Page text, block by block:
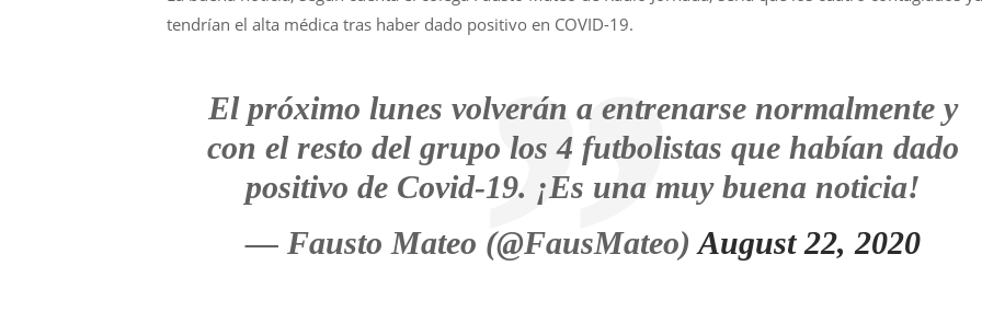
tendrían el alta médica tras haber dado positivo en COVID-19.
El próximo lunes volverán a entrenarse normalmente y
con el resto del grupo los 4 futbolistas que habían dado
positivo de Covid-19. ¡Es una muy buena noticia!
— Fausto Mateo (@FausMateo)August 22, 2020